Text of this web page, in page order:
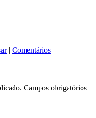
| Comentários
Campos obrigatórios